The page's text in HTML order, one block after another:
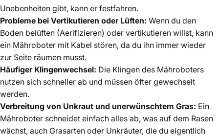
Unebenheiten gibt, kann er festfahren.
Probleme bei Vertikutieren oder Lüften: Wenn du den
Boden belüften (Aerifizieren) oder vertikutieren willst, kann
ein Mähroboter mit Kabel stören, da du ihn immer wieder
zur Seite räumen musst.
Häufiger Klingenwechsel: Die Klingen des Mähroboters
nutzen sich schneller ab und müssen öfter gewechselt
werden.
Verbreitung von Unkraut und unerwünschtem Gras: Ein
Mähroboter schneidet einfach alles ab, was auf dem Rasen
wächst, auch Grasarten oder Unkräuter, die du eigentlich